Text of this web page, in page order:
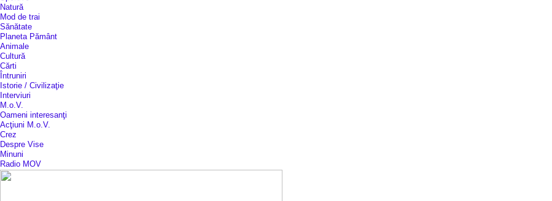
Natură
Mod de trai
Sănătate
Planeta Pământ
Animale
Cultură
Cărti
Întruniri
Istorie / Civilizaţie
Interviuri
M.o.V.
Oameni interesanţi
Acţiuni M.o.V.
Crez
Despre Vise
Minuni
Radio MOV